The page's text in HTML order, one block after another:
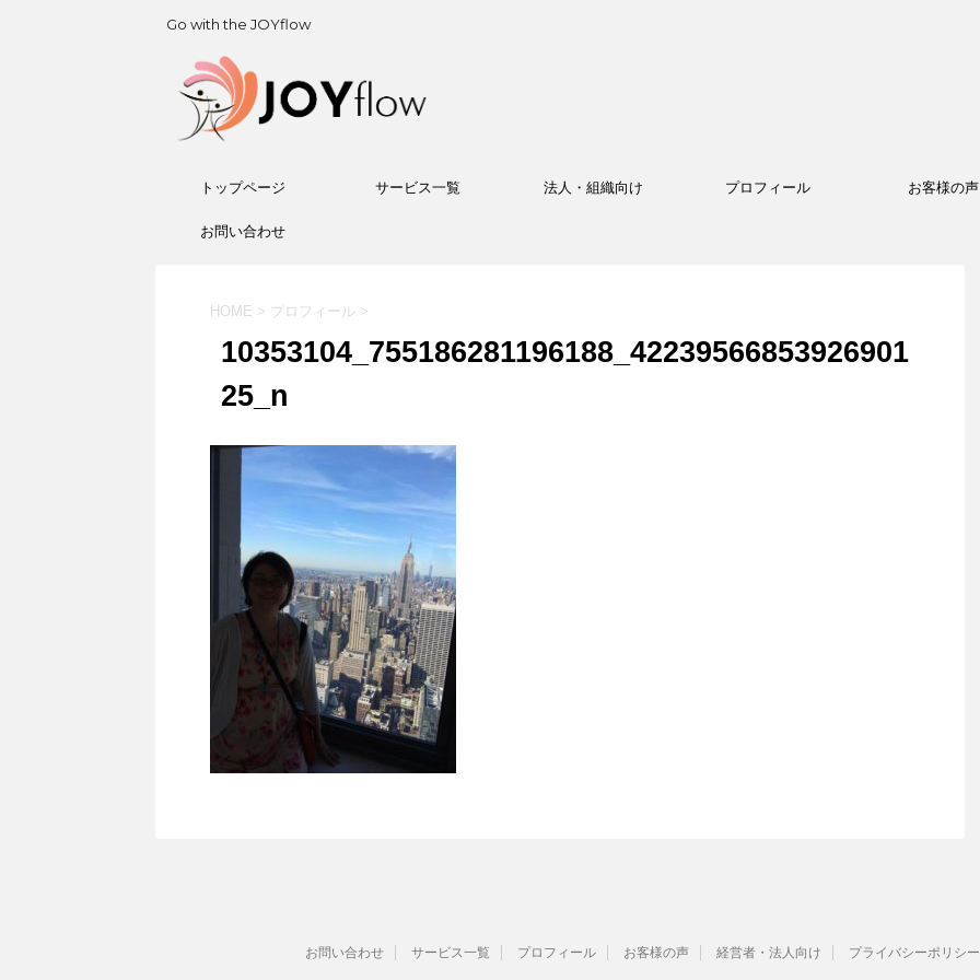
Go with the JOYflow
トップページ サービス一覧 法人・組織向け プロフィール お客様の声
お問い合わせ
HOME > プロフィール >
10353104_755186281196188_42239566853926901
25_n
お問い合わせ サービス一覧 プロフィール お客様の声 経営者・法人向け プライバシーポリシー